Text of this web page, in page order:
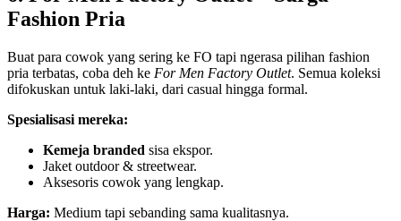
Fashion Pria
Buat para cowok yang sering ke FO tapi ngerasa pilihan fashion
pria terbatas, coba deh ke For Men Factory Outlet. Semua koleksi
difokuskan untuk laki-laki, dari casual hingga formal.
Spesialisasi mereka:
Kemeja branded sisa ekspor.
Jaket outdoor & streetwear.
Aksesoris cowok yang lengkap.
Harga: Medium tapi sebanding sama kualitasnya.